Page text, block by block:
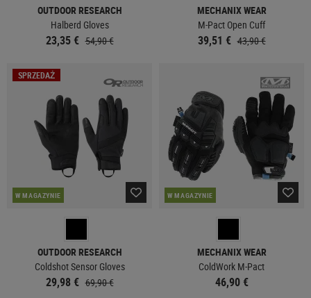
OUTDOOR RESEARCH
Halberd Gloves
23,35 € 54,90 €
MECHANIX WEAR
M-Pact Open Cuff
39,51 € 43,90 €
SPRZEDAŻ
W MAGAZYNIE
OUTDOOR RESEARCH
Coldshot Sensor Gloves
29,98 € 69,90 €
W MAGAZYNIE
MECHANIX WEAR
ColdWork M-Pact
46,90 €